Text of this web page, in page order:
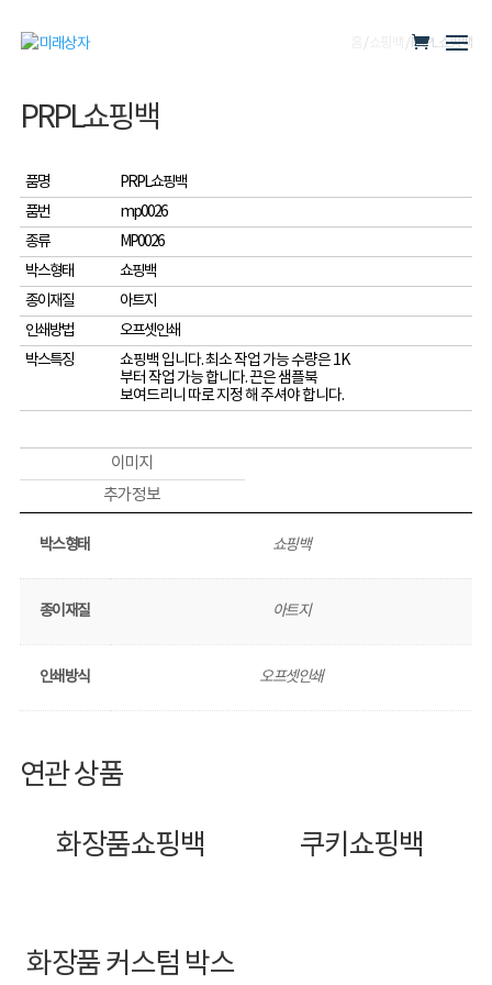
/ / PRPL쇼핑백
PRPL쇼핑백
품명
PRPL쇼핑백
품번
mp0026
종류
MP0026
박스형태
쇼핑백
종이재질
아트지
인쇄방법
오프셋인쇄
박스특징
쇼핑백 입니다. 최소 작업 가능 수량은 1K
부터 작업 가능 합니다. 끈은 샘플북
보여드리니 따로 지정 해 주셔야 합니다.
이미지
추가 정보
박스형태 쇼핑백
종이재질 아트지
인쇄방식 오프셋인쇄
연관 상품
화장품쇼핑백 쿠키쇼핑백
화장품 커스텀 박스